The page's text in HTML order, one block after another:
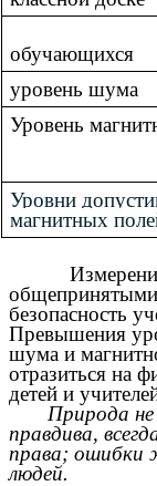
на
обучающихся
уровень шума
Уровень
Уровни
магнитных
Измерения
безопасность
Превышения
шума и
отразиться на
детей и
Природа не
правдива,
права; ошибки
людей.